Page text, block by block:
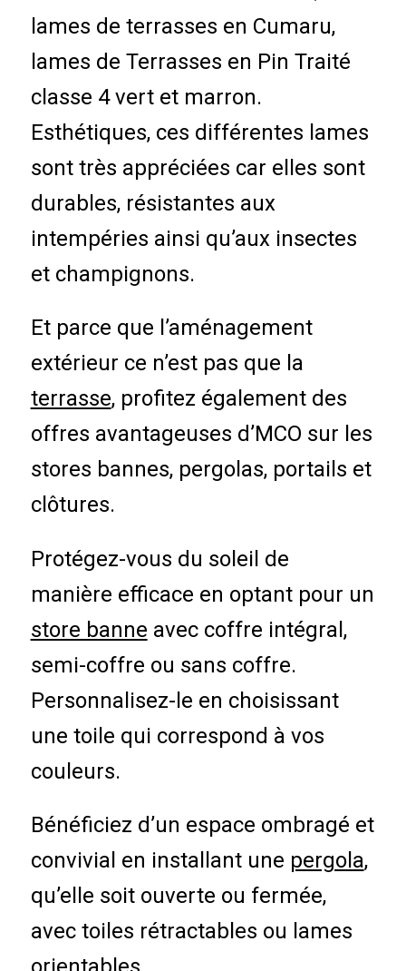
lames de terrasses en Cumaru,
lames de Terrasses en Pin Traité
classe 4 vert et marron.
Esthétiques, ces différentes lames
sont très appréciées car elles sont
durables, résistantes aux
intempéries ainsi qu’aux insectes
et champignons.
Et parce que l’aménagement
extérieur ce n’est pas que la
terrasse, profitez également des
offres avantageuses d’MCO sur les
stores bannes, pergolas, portails et
clôtures.
Protégez-vous du soleil de
manière efficace en optant pour un
store banne avec coffre intégral,
semi-coffre ou sans coffre.
Personnalisez-le en choisissant
une toile qui correspond à vos
couleurs.
Bénéficiez d’un espace ombragé et
convivial en installant une pergola,
qu’elle soit ouverte ou fermée,
avec toiles rétractables ou lames